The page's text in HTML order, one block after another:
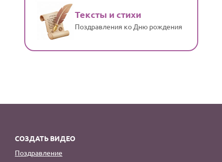
Тексты и стихи
Поздравления ко Дню рождения
СОЗДАТЬ ВИДЕО
Поздравление